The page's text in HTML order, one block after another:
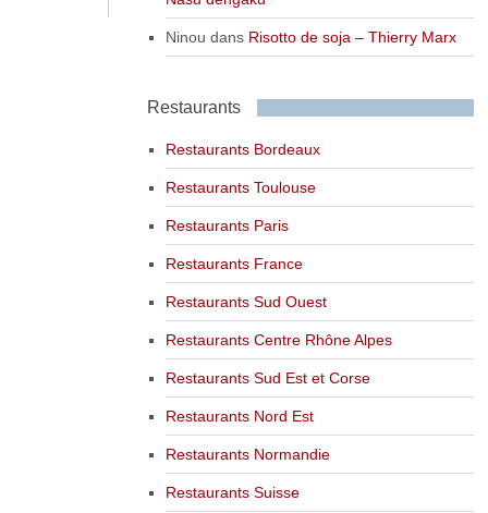
Ninou dans Risotto de soja – Thierry Marx
Restaurants
Restaurants Bordeaux
Restaurants Toulouse
Restaurants Paris
Restaurants France
Restaurants Sud Ouest
Restaurants Centre Rhône Alpes
Restaurants Sud Est et Corse
Restaurants Nord Est
Restaurants Normandie
Restaurants Suisse